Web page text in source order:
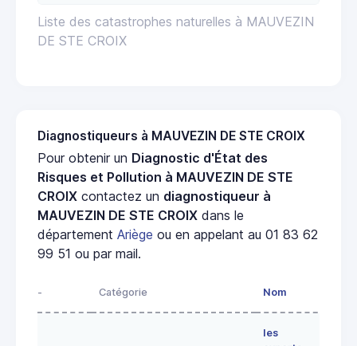
Liste des catastrophes naturelles à MAUVEZIN
DE STE CROIX
Diagnostiqueurs à MAUVEZIN DE STE CROIX
Pour obtenir un Diagnostic d'État des
Risques et Pollution à MAUVEZIN DE STE
CROIX contactez un diagnostiqueur à
MAUVEZIN DE STE CROIX dans le
département Ariège ou en appelant au 01 83 62
99 51 ou par mail.
- Catégorie Nom
les